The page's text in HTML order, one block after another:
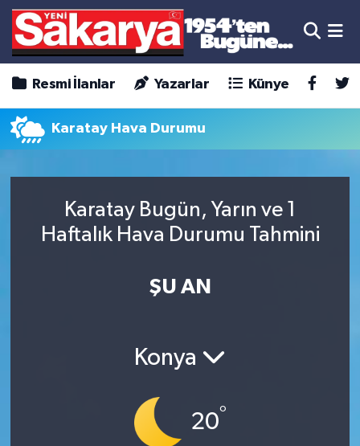
Resmi İlanlar Yazarlar Künye
Karatay Hava Durumu
Karatay Bugün, Yarın ve 1
Haftalık Hava Durumu Tahmini
ŞU AN
Konya
20°